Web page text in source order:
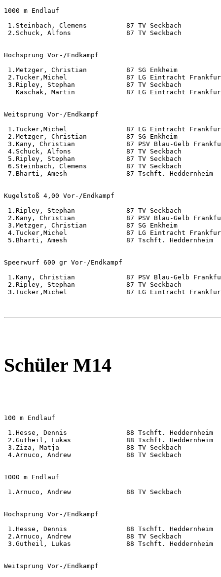
1000 m Endlauf
1.Steinbach, Clemens          87 TV Seckbach
2.Schuck, Alfons              87 TV Seckbach
Hochsprung Vor-/Endkampf
1.Metzger, Christian          87 SG Enkheim
2.Tucker,Michel               87 LG Eintracht
3.Ripley, Stephan             87 TV Seckbach
Kaschak, Martin             87 LG Eintracht
Weitsprung Vor-/Endkampf
1.Tucker,Michel               87 LG Eintracht
2.Metzger, Christian          87 SG
3.Kany, Christian             87 PSV Blau-Gelb
4.Schuck, Alfons              87 TV
5.Ripley, Stephan             87 TV
6.Steinbach, Clemens          87 TV
7.Bharti, Amesh               87 Tschft.
Kugelstoß 4,00 Vor-/Endkampf
1.Ripley, Stephan             87 TV Seckbach
2.Kany, Christian             87 PSV Blau-Gelb
3.Metzger, Christian          87 SG Enkheim
4.Tucker,Michel               87 LG Eintracht
5.Bharti, Amesh               87 Tschft.
Speerwurf 600 gr Vor-/Endkampf
1.Kany, Christian             87 PSV Blau-Gelb
2.Ripley, Stephan             87 TV Seckbach
3.Tucker,Michel               87 LG Eintracht
Schüler M14
100 m Endlauf
1.Hesse, Dennis               88 Tschft.
2.Gutheil, Lukas              88 Tschft.
3.Ziza, Matja                 88 TV Seckbach
4.Arnuco, Andrew              88 TV Seckbach
1000 m Endlauf
1.Arnuco, Andrew              88 TV Seckbach
Hochsprung Vor-/Endkampf
1.Hesse, Dennis               88 Tschft.
2.Arnuco, Andrew              88 TV Seckbach
3.Gutheil, Lukas              88 Tschft.
Weitsprung Vor-/Endkampf